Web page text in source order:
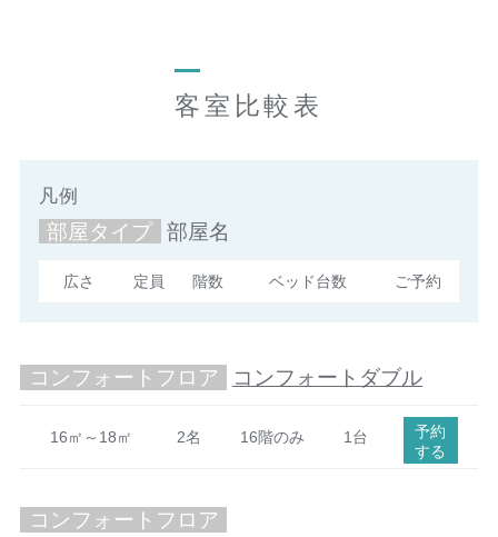
客室比較表
凡例
部屋タイプ 部屋名
広さ 定員 階数 ベッド台数 ご予約
コンフォートフロア コンフォートダブル
16㎡～18㎡ 2名 16階のみ 1台
予約
する
コンフォートフロア